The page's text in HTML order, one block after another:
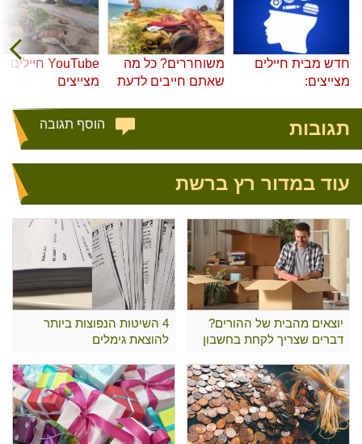
חדש מבית חיילים
מצייצים:
משוחררים? כל מה
שאתם חייבים לדעת
YouTube חיילים
מצייצים
תגובות הוסף תגובה
עוד במדור רץ ברשת
יוצאים מהבית של ההורים?
דברים שצריך לקחת בחשבון
4 השיטות הנפוצות ביותר
להוצאת גימלים